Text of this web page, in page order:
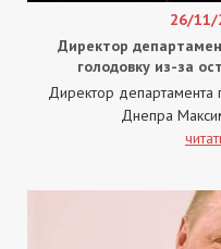
26/11/
Директор
голодовку из-за
Директор департамента
Днепра